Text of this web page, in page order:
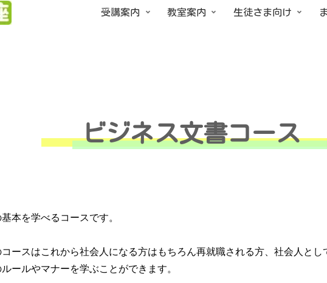
受講案内 教室案内 生徒さま向け
ビジネス文書コース
本を学べるコースです。
ースはこれから社会人になる方はもちろん再就職される方、社会人と
ールやマナーを学ぶことができます。